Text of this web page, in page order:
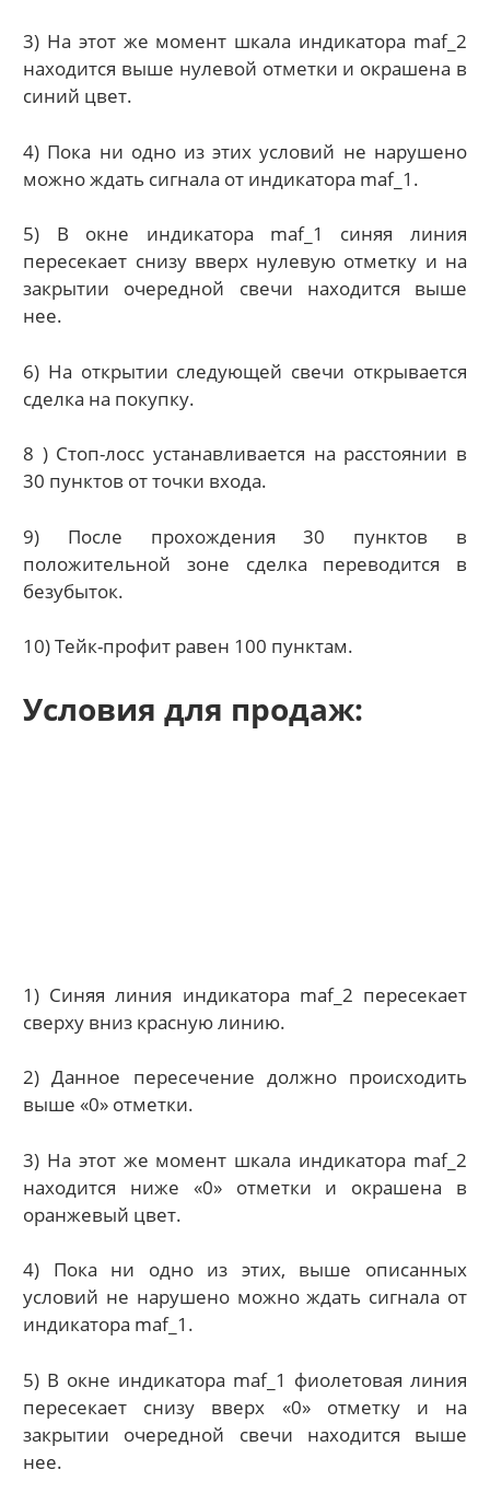
3) На этот же момент шкала индикатора maf_2
находится выше нулевой отметки и окрашена в
синий цвет.
4) Пока ни одно из этих условий не нарушено
можно ждать сигнала от индикатора maf_1.
5) В окне индикатора maf_1 синяя линия
пересекает снизу вверх нулевую отметку и на
закрытии очередной свечи находится выше
нее.
6) На открытии следующей свечи открывается
сделка на покупку.
8 ) Стоп-лосс устанавливается на расстоянии в
30 пунктов от точки входа.
9) После прохождения 30 пунктов в
положительной зоне сделка переводится в
безубыток.
10) Тейк-профит равен 100 пунктам.
Условия для продаж:
1) Синяя линия индикатора maf_2 пересекает
сверху вниз красную линию.
2) Данное пересечение должно происходить
выше «0» отметки.
3) На этот же момент шкала индикатора maf_2
находится ниже «0» отметки и окрашена в
оранжевый цвет.
4) Пока ни одно из этих, выше описанных
условий не нарушено можно ждать сигнала от
индикатора maf_1.
5) В окне индикатора maf_1 фиолетовая линия
пересекает снизу вверх «0» отметку и на
закрытии очередной свечи находится выше
нее.